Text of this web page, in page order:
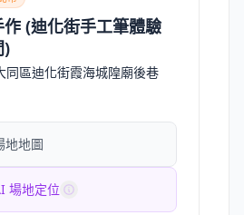
(迪化街手工筆體驗
)
同區迪化街霞海城隍廟後巷
地地圖
場地定位